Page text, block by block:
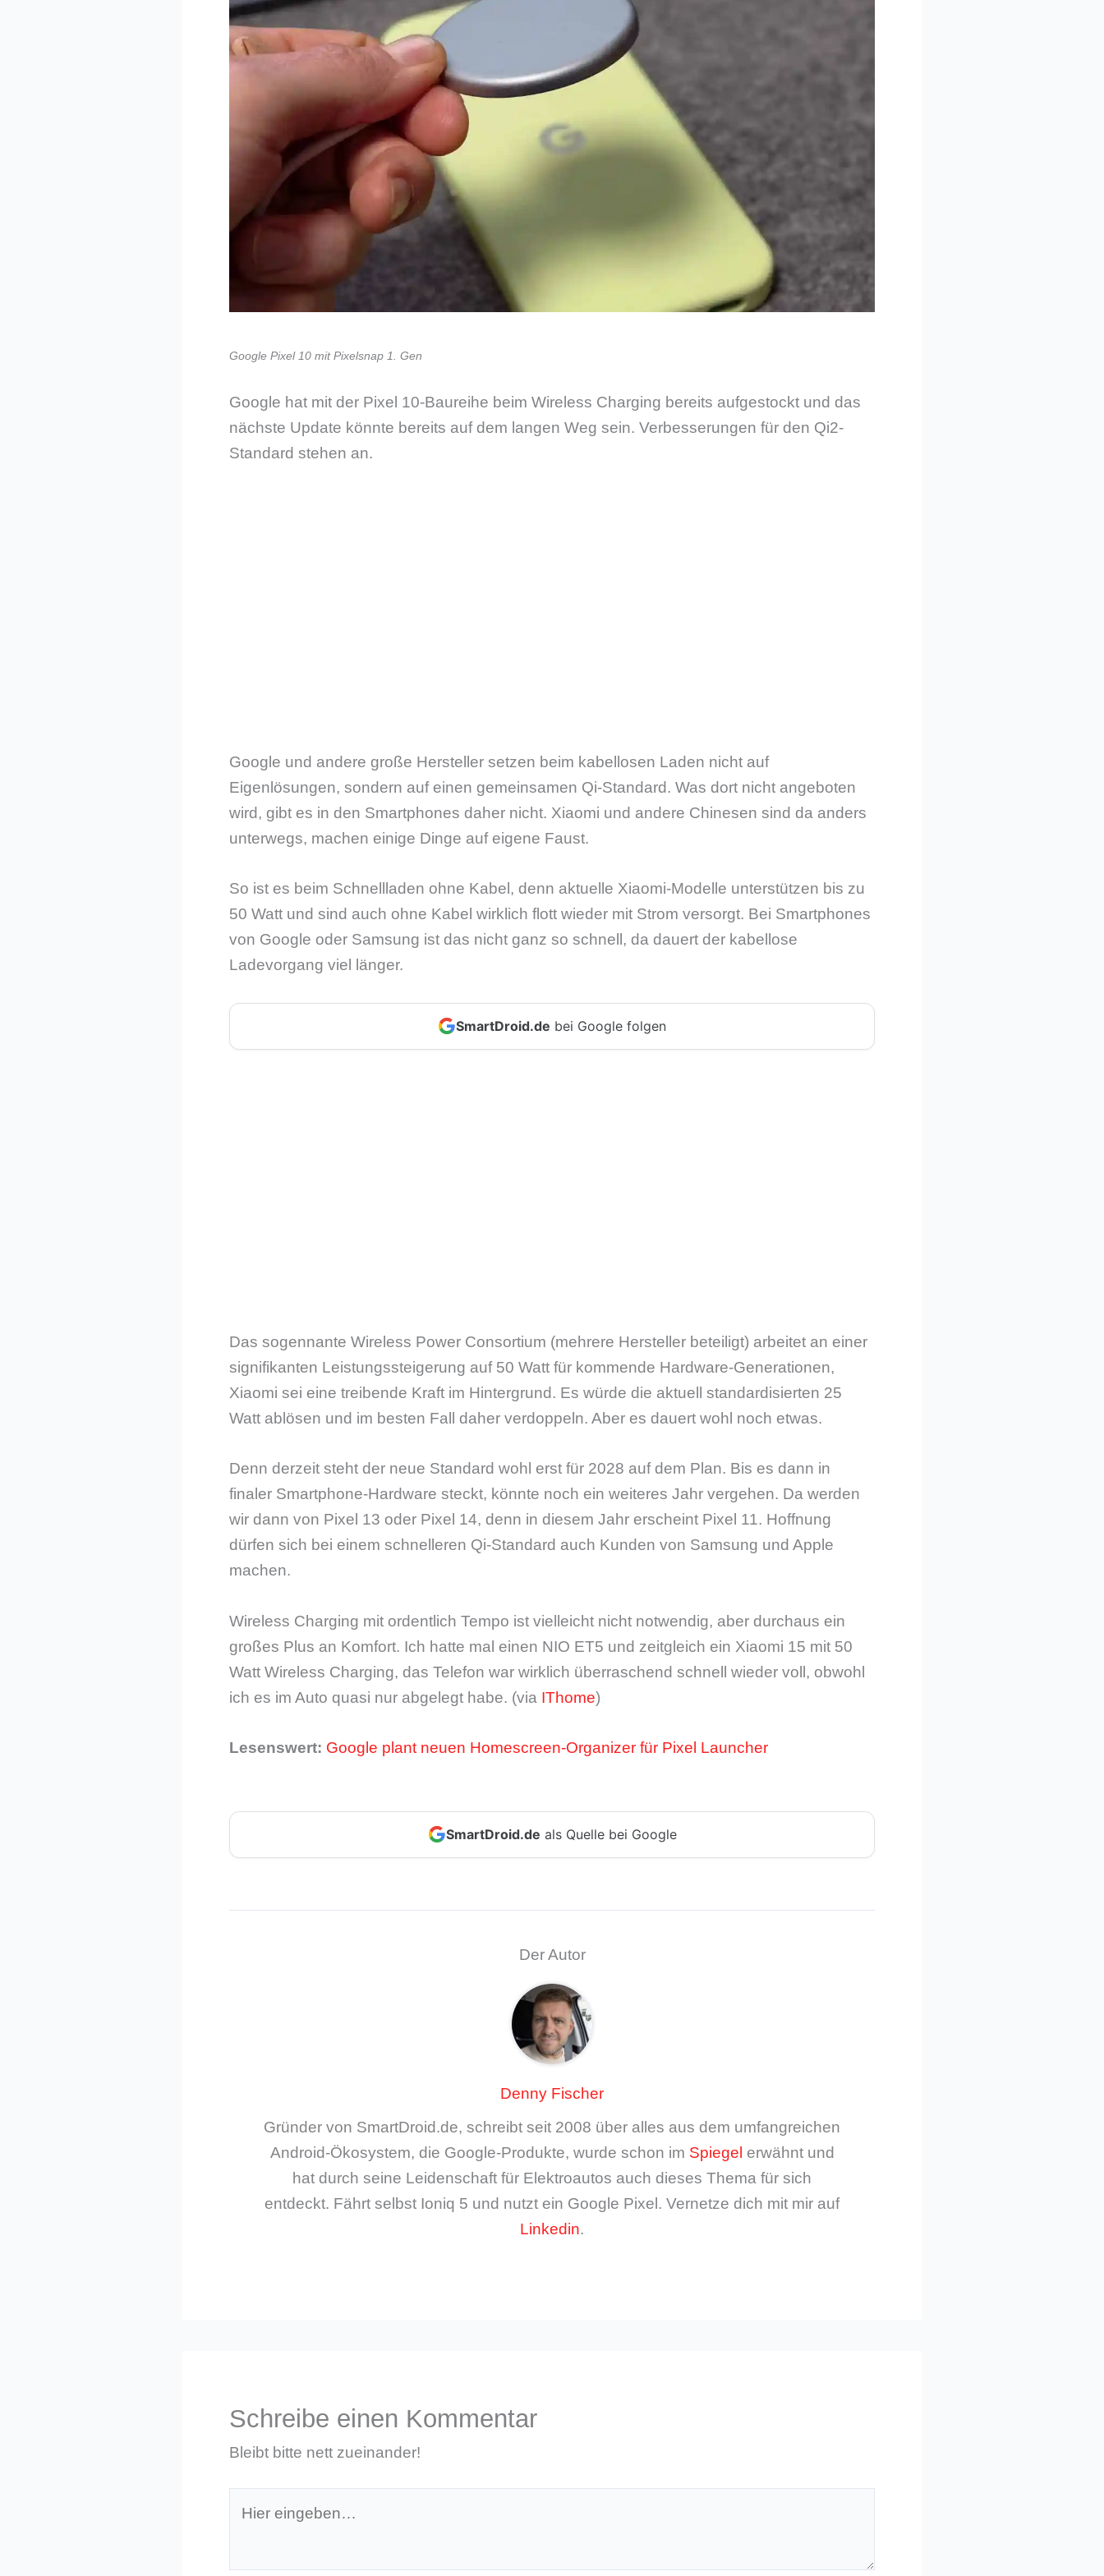
Google Pixel 10 mit Pixelsnap 1. Gen
Google hat mit der Pixel 10-Baureihe beim Wireless Charging bereits aufgestockt und das
nächste Update könnte bereits auf dem langen Weg sein. Verbesserungen für den Qi2-
Standard stehen an.
Google und andere große Hersteller setzen beim kabellosen Laden nicht auf
Eigenlösungen, sondern auf einen gemeinsamen Qi-Standard. Was dort nicht angeboten
wird, gibt es in den Smartphones daher nicht. Xiaomi und andere Chinesen sind da anders
unterwegs, machen einige Dinge auf eigene Faust.
So ist es beim Schnellladen ohne Kabel, denn aktuelle Xiaomi-Modelle unterstützen bis zu
50 Watt und sind auch ohne Kabel wirklich flott wieder mit Strom versorgt. Bei Smartphones
von Google oder Samsung ist das nicht ganz so schnell, da dauert der kabellose
Ladevorgang viel länger.
SmartDroid.de bei Google folgen
Das sogennante Wireless Power Consortium (mehrere Hersteller beteiligt) arbeitet an einer
signifikanten Leistungssteigerung auf 50 Watt für kommende Hardware-Generationen,
Xiaomi sei eine treibende Kraft im Hintergrund. Es würde die aktuell standardisierten 25
Watt ablösen und im besten Fall daher verdoppeln. Aber es dauert wohl noch etwas.
Denn derzeit steht der neue Standard wohl erst für 2028 auf dem Plan. Bis es dann in
finaler Smartphone-Hardware steckt, könnte noch ein weiteres Jahr vergehen. Da werden
wir dann von Pixel 13 oder Pixel 14, denn in diesem Jahr erscheint Pixel 11. Hoffnung
dürfen sich bei einem schnelleren Qi-Standard auch Kunden von Samsung und Apple
machen.
Wireless Charging mit ordentlich Tempo ist vielleicht nicht notwendig, aber durchaus ein
großes Plus an Komfort. Ich hatte mal einen NIO ET5 und zeitgleich ein Xiaomi 15 mit 50
Watt Wireless Charging, das Telefon war wirklich überraschend schnell wieder voll, obwohl
ich es im Auto quasi nur abgelegt habe. (via IThome)
Lesenswert: Google plant neuen Homescreen-Organizer für Pixel Launcher
SmartDroid.de als Quelle bei Google
Der Autor
Denny Fischer
Gründer von SmartDroid.de, schreibt seit 2008 über alles aus dem umfangreichen
Android-Ökosystem, die Google-Produkte, wurde schon im Spiegel erwähnt und
hat durch seine Leidenschaft für Elektroautos auch dieses Thema für sich
entdeckt. Fährt selbst Ioniq 5 und nutzt ein Google Pixel. Vernetze dich mit mir auf
Linkedin.
Schreibe einen Kommentar
Bleibt bitte nett zueinander!
eingeben…